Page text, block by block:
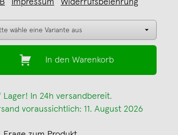
Impressum Widerrufsbelehrung
In den Warenkorb
Lager! In 24h versandbereit.
voraussichtlich: 11. August 2026